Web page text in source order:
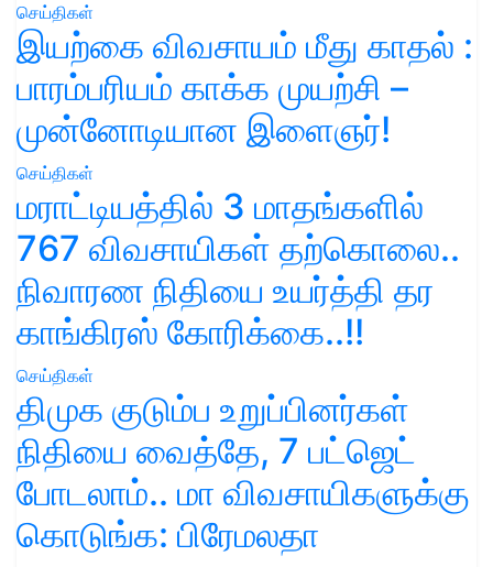
செய்திகள்
இயற்கை விவசாயம் மீது காதல் :
பாரம்பரியம் காக்க முயற்சி –
முன்னோடியான இளைஞர்!
செய்திகள்
மராட்டியத்தில் 3 மாதங்களில்
767 விவசாயிகள் தற்கொலை..
நிவாரண நிதியை உயர்த்தி தர
காங்கிரஸ் கோரிக்கை..!!
செய்திகள்
திமுக குடும்ப உறுப்பினர்கள்
நிதியை வைத்தே, 7 பட்ஜெட்
போடலாம்.. மா விவசாயிகளுக்கு
கொடுங்க: பிரேமலதா